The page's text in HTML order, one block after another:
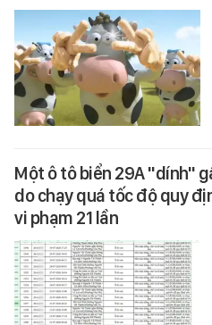
Một ô tô biển 29A "dính"
do chạy quá tốc độ quy
vi phạm 21 lần